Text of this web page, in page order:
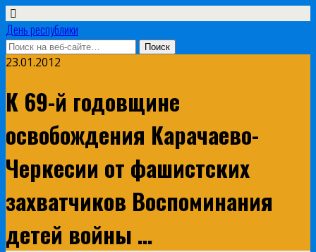
День республики
23.01.2012
К 69-й годовщине
освобождения Карачаево-
Черкесии от фашистских
захватчиков Воспоминания
детей войны …